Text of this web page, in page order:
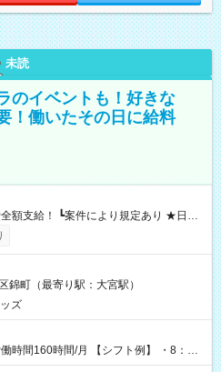
未読
のイベントも！好きな
！働いたその日に給料
いたその日に現金GET♪ お仕事後はコ
落とせます！ 【試用期間】試
錦町（最寄り駅：大宮駅）
ズ
/月 【シフト例】 ・8：00